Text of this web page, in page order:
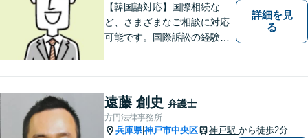
【韓国語対応】国際相続な
ど、さまざまなご相談に対応
可能です。国際訴訟の経験も
詳細を見
る
遠藤 創史 弁護士
方円法律事務所
兵庫県|神戸市中央区 神戸駅 から徒歩2分